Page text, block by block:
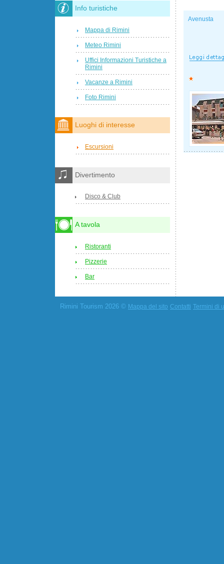
Avenusta
Info turistiche
Mappa di Rimini
Meteo Rimini
Uffici Informazioni Turistiche a
Rimini
Vacanze a Rimini
Foto Rimini
Luoghi di interesse
Escursioni
Divertimento
Disco & Club
A tavola
Ristoranti
Pizzerie
Bar
Rimini Tourism 2026 © Mappa del sito Contatti Termini di